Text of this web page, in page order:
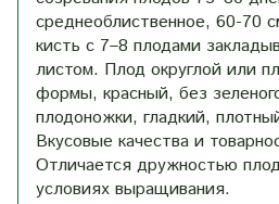
среднеоблиственное, 60-70
кисть с 7–8 плодами
листом. Плод округлой или
формы, красный, без
плодоножки, гладкий,
Вкусовые качества и
Отличается дружностью
условиях выращивания.